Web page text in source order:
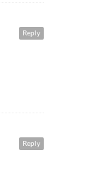
Reply
Reply